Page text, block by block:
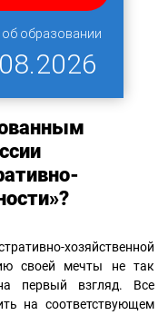
образовании
хозяйственной
своей мечты не так
первый взгляд. Все
на соответствующем